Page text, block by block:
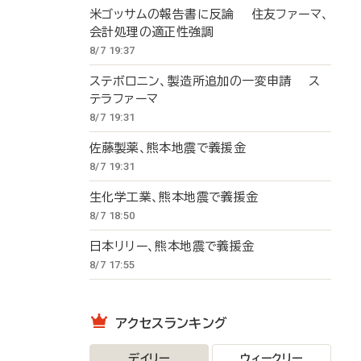
米ゴッサムの報告書に反論 住友ファーマ、
会計処理の適正性強調
8/7 19:37
ステボロニン、製造所追加の一変申請 ス
テラファーマ
8/7 19:31
佐藤製薬、熊本地震で義援金
8/7 19:31
生化学工業、熊本地震で義援金
8/7 18:50
日本リリー、熊本地震で義援金
8/7 17:55
アクセスランキング
デイリー ウィークリー